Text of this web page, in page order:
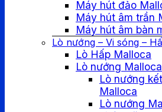
Máy hút đảo
Máy hút âm trần
Máy hút âm bàn
Lò nướng – Vi sóng –
Lò Hấp Malloca
Lò nướng Malloca
Lò nướng
Malloca
Lò nướng